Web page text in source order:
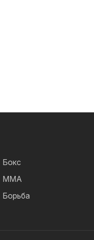
Бокс
ММА
Борьба